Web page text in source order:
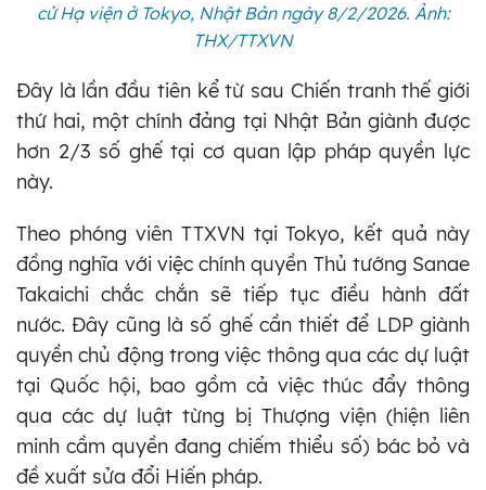
cử Hạ viện ở Tokyo, Nhật Bản ngày 8/2/2026. Ảnh:
THX/TTXVN
Đây là lần đầu tiên kể từ sau Chiến tranh thế giới
thứ hai, một chính đảng tại Nhật Bản giành được
hơn 2/3 số ghế tại cơ quan lập pháp quyền lực
này.
Theo phóng viên TTXVN tại Tokyo, kết quả này
đồng nghĩa với việc chính quyền Thủ tướng Sanae
Takaichi chắc chắn sẽ tiếp tục điều hành đất
nước. Đây cũng là số ghế cần thiết để LDP giành
quyền chủ động trong việc thông qua các dự luật
tại Quốc hội, bao gồm cả việc thúc đẩy thông
qua các dự luật từng bị Thượng viện (hiện liên
minh cầm quyền đang chiếm thiểu số) bác bỏ và
đề xuất sửa đổi Hiến pháp.